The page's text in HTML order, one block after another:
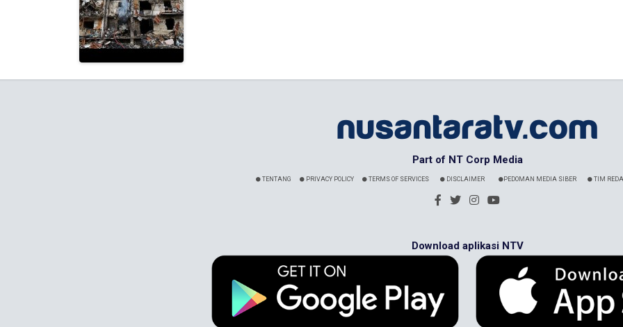
Part of NT Corp Media
TENTANG PRIVACY POLICY TERMS OF SERVICES DISCLAIMER PEDOMAN MEDIA SIBER TIM
Download aplikasi NTV